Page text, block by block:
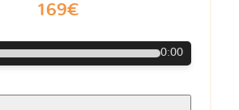
169€
0:00